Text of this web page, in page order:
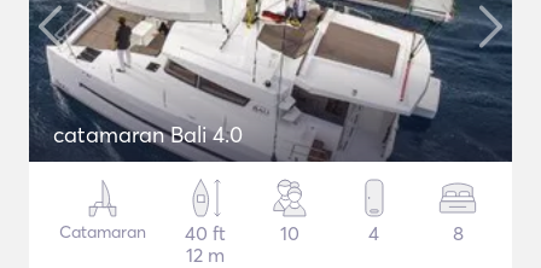
catamaran Bali 4.0
Catamaran
40 ft
12 m
10 4 8